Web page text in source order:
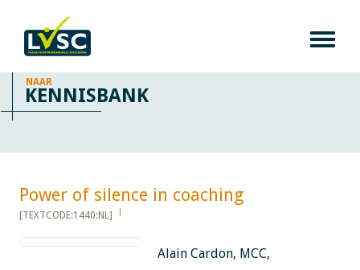
NAAR
KENNISBANK
Power of silence in coaching ​​​​​​
[TEXTCODE:1440:NL]
Alain Cardon, MCC,